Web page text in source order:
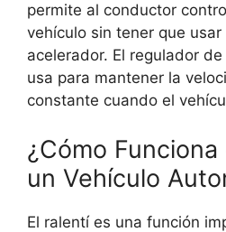
permite al conductor
vehículo sin tener que
acelerador. El regulador
usa para mantener la
constante cuando el
¿Cómo
un Vehículo
El ralentí es una función